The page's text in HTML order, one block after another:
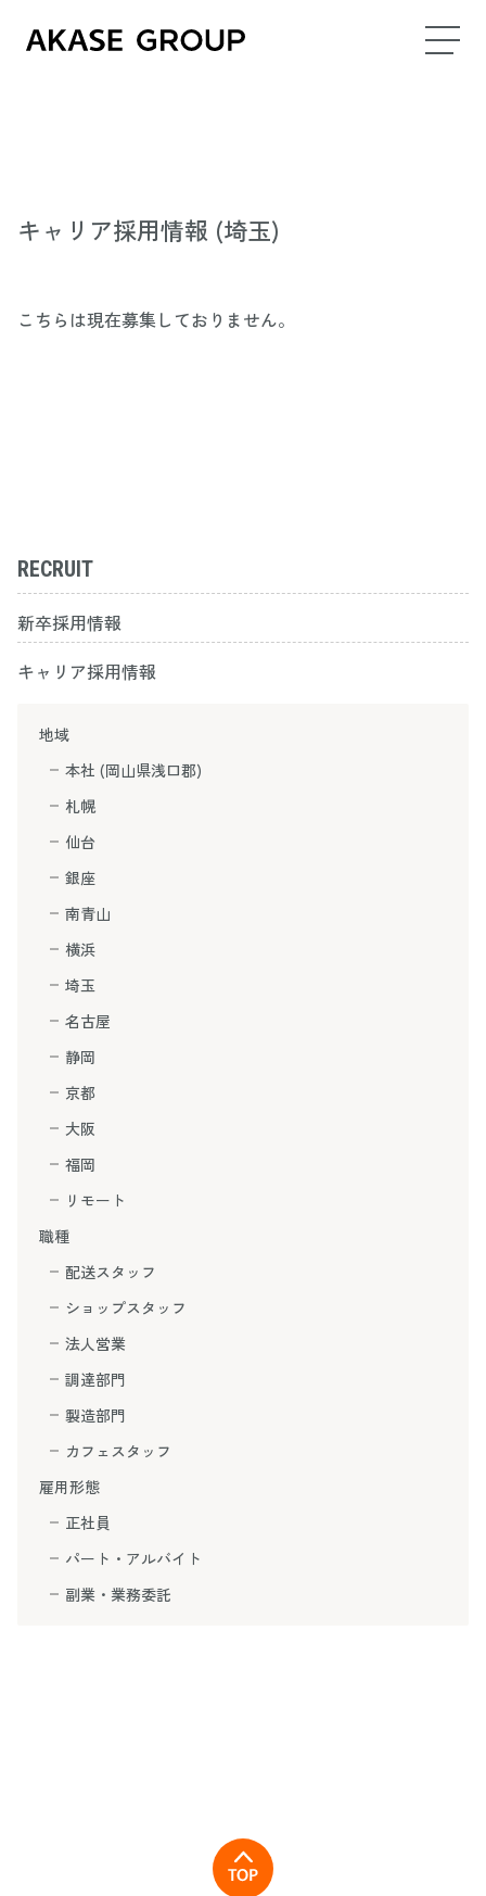
キャリア採用情報 (埼玉)
こちらは現在募集しておりません。
RECRUIT
新卒採用情報
キャリア採用情報
地域
本社 (岡山県浅口郡)
札幌
仙台
銀座
南青山
横浜
埼玉
名古屋
静岡
京都
大阪
福岡
リモート
職種
配送スタッフ
ショップスタッフ
法人営業
調達部門
製造部門
カフェスタッフ
雇用形態
正社員
パート・アルバイト
副業・業務委託